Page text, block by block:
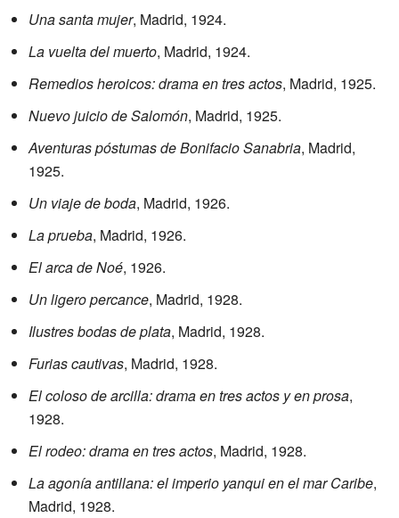
Una santa mujer, Madrid, 1924.
La vuelta del muerto, Madrid, 1924.
Remedios heroicos: drama en tres actos, Madrid, 1925.
Nuevo juicio de Salomón, Madrid, 1925.
Aventuras póstumas de Bonifacio Sanabria, Madrid,
1925.
Un viaje de boda, Madrid, 1926.
La prueba, Madrid, 1926.
El arca de Noé, 1926.
Un ligero percance, Madrid, 1928.
Ilustres bodas de plata, Madrid, 1928.
Furias cautivas, Madrid, 1928.
El coloso de arcilla: drama en tres actos y en prosa,
1928.
El rodeo: drama en tres actos, Madrid, 1928.
La agonía antillana: el imperio yanqui en el mar Caribe,
Madrid, 1928.